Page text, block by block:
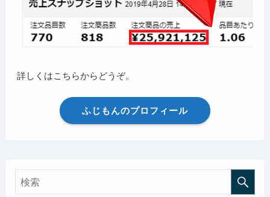
詳しくはこちらからどうぞ。
ふじもんのプロフィール